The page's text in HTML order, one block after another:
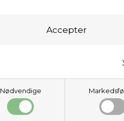
Nødvendige
Kundeservice